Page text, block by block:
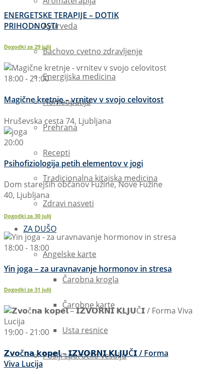
Ayurveda
Bachovo cvetno zdravljenje
Energijska medicina
Homeopatija
Prehrana
Recepti
Tradicionalna kitajska medicina
Zdravi nasveti
ZA DUŠO
Angelske karte
Čarobna krogla
Čarobne karte
Usta resnice
Pošlji sporočilo vesolju
ENERGETSKE TERAPIJE – DOTIK
PRIHODNOSTI
Dogodki za 29 julij
18:00 - 21:00
Magične kretnje – vrnitev v svojo celovitost
Hruševska cesta 74, Ljubljana
20:00
Psihofiziologija petih elementov v jogi
Dom starejših občanov Fužine, Nove Fužine
40, Ljubljana
Dogodki za 30 julij
18:00 - 18:00
Yin joga – za uravnavanje hormonov in stresa
Dogodki za 31 julij
19:00 - 21:00
𝗭𝘃𝗼č𝗻𝗮 𝗸𝗼𝗽𝗲𝗹 – 𝗜𝗭𝗩𝗢𝗥𝗡𝗜 𝗞𝗟𝗝𝗨Č𝗜 / Forma
Viva Lucija